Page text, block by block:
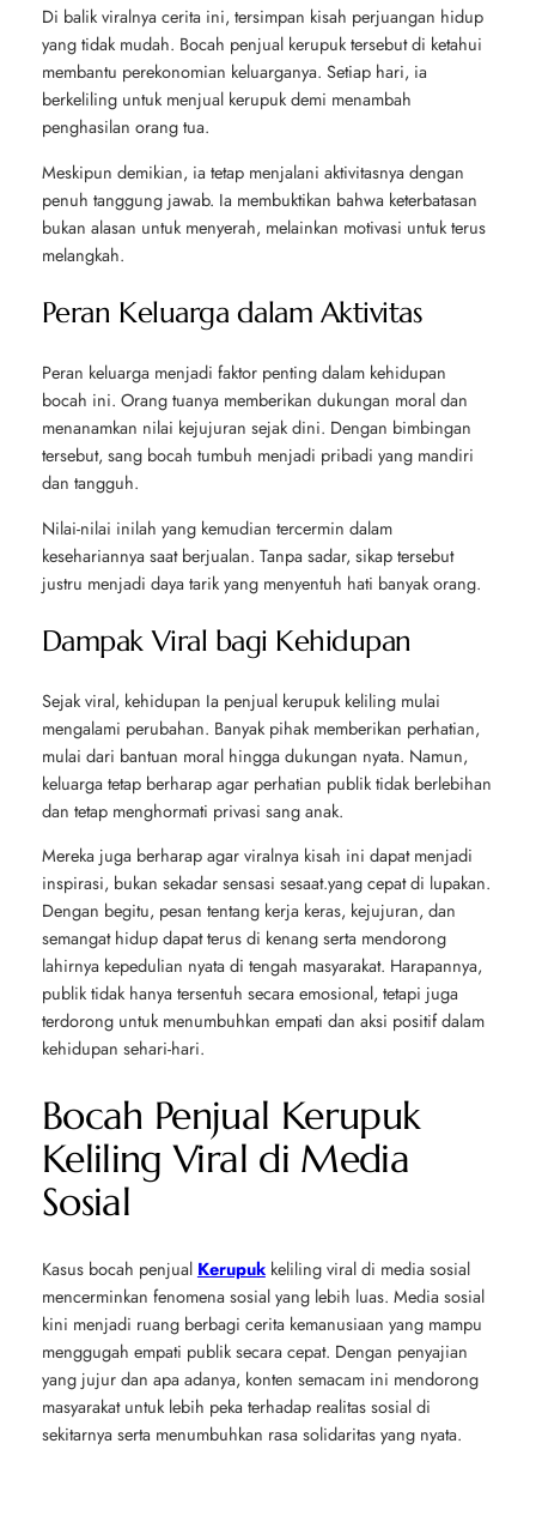
Di balik viralnya cerita ini, tersimpan kisah perjuangan hidup
yang tidak mudah. Bocah penjual kerupuk tersebut di ketahui
membantu perekonomian keluarganya. Setiap hari, ia
berkeliling untuk menjual kerupuk demi menambah
penghasilan orang tua.
Meskipun demikian, ia tetap menjalani aktivitasnya dengan
penuh tanggung jawab. Ia membuktikan bahwa keterbatasan
bukan alasan untuk menyerah, melainkan motivasi untuk terus
melangkah.
Peran Keluarga dalam Aktivitas
Peran keluarga menjadi faktor penting dalam kehidupan
bocah ini. Orang tuanya memberikan dukungan moral dan
menanamkan nilai kejujuran sejak dini. Dengan bimbingan
tersebut, sang bocah tumbuh menjadi pribadi yang mandiri
dan tangguh.
Nilai-nilai inilah yang kemudian tercermin dalam
kesehariannya saat berjualan. Tanpa sadar, sikap tersebut
justru menjadi daya tarik yang menyentuh hati banyak orang.
Dampak Viral bagi Kehidupan
Sejak viral, kehidupan Ia penjual kerupuk keliling mulai
mengalami perubahan. Banyak pihak memberikan perhatian,
mulai dari bantuan moral hingga dukungan nyata. Namun,
keluarga tetap berharap agar perhatian publik tidak berlebihan
dan tetap menghormati privasi sang anak.
Mereka juga berharap agar viralnya kisah ini dapat menjadi
inspirasi, bukan sekadar sensasi sesaat.yang cepat di lupakan.
Dengan begitu, pesan tentang kerja keras, kejujuran, dan
semangat hidup dapat terus di kenang serta mendorong
lahirnya kepedulian nyata di tengah masyarakat. Harapannya,
publik tidak hanya tersentuh secara emosional, tetapi juga
terdorong untuk menumbuhkan empati dan aksi positif dalam
kehidupan sehari-hari.
Bocah Penjual Kerupuk
Keliling Viral di Media
Sosial
Kasus bocah penjual Kerupuk keliling viral di media sosial
mencerminkan fenomena sosial yang lebih luas. Media sosial
kini menjadi ruang berbagi cerita kemanusiaan yang mampu
menggugah empati publik secara cepat. Dengan penyajian
yang jujur dan apa adanya, konten semacam ini mendorong
masyarakat untuk lebih peka terhadap realitas sosial di
sekitarnya serta menumbuhkan rasa solidaritas yang nyata.